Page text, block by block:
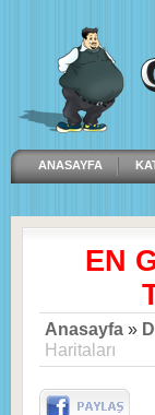
ANASAYFA
EN
Anasayfa »
Haritaları